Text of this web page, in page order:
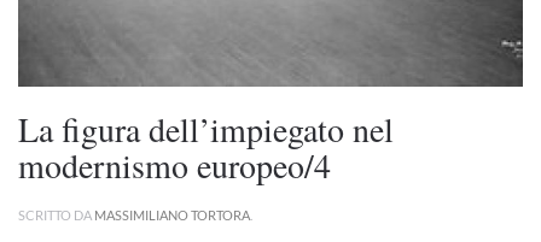
La figura dell’impiegato nel
modernismo europeo/4
SCRITTO DA MASSIMILIANO TORTORA